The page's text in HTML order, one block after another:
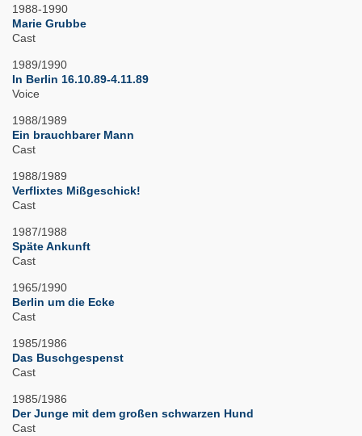
1988-1990
Marie Grubbe
Cast
1989/1990
In Berlin 16.10.89-4.11.89
Voice
1988/1989
Ein brauchbarer Mann
Cast
1988/1989
Verflixtes Mißgeschick!
Cast
1987/1988
Späte Ankunft
Cast
1965/1990
Berlin um die Ecke
Cast
1985/1986
Das Buschgespenst
Cast
1985/1986
Der Junge mit dem großen schwarzen Hund
Cast